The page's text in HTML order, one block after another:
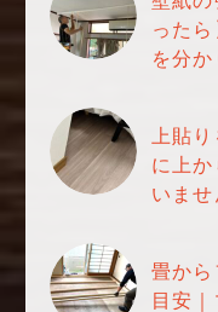
った
を分
上貼
に上
いませ
畳か
目安